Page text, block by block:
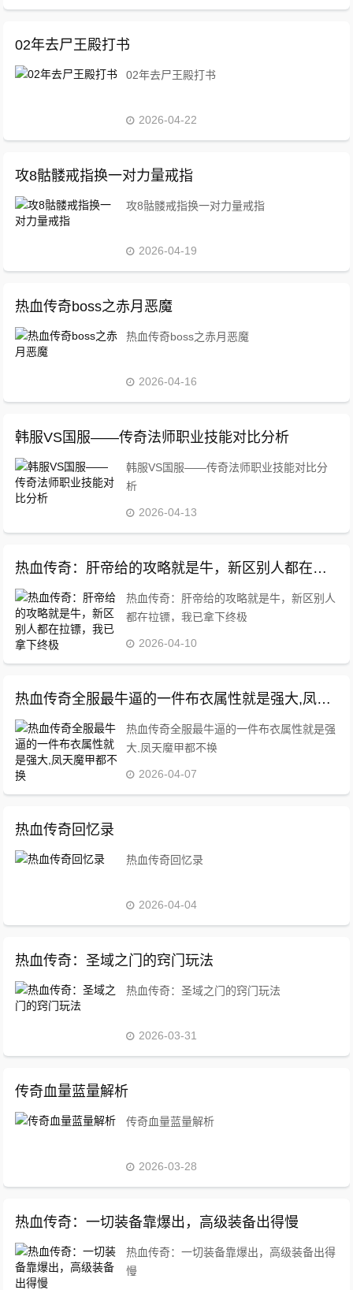
02年去尸王殿打书
02年去尸王殿打书
2026-04-22
攻8骷髅戒指换一对力量戒指
攻8骷髅戒指换一对力量戒指
2026-04-19
热血传奇boss之赤月恶魔
热血传奇boss之赤月恶魔
2026-04-16
韩服VS国服——传奇法师职业技能对比分析
韩服VS国服——传奇法师职业技能对比分
析
2026-04-13
热血传奇：肝帝给的攻略就是牛，新区别人都在拉镖，我已拿下终极
热血传奇：肝帝给的攻略就是牛，新区别人
都在拉镖，我已拿下终极
2026-04-10
热血传奇全服最牛逼的一件布衣属性就是强大,凤天魔甲都不换
热血传奇全服最牛逼的一件布衣属性就是强
大,凤天魔甲都不换
2026-04-07
热血传奇回忆录
热血传奇回忆录
2026-04-04
热血传奇：圣域之门的窍门玩法
热血传奇：圣域之门的窍门玩法
2026-03-31
传奇血量蓝量解析
传奇血量蓝量解析
2026-03-28
热血传奇：一切装备靠爆出，高级装备出得慢
热血传奇：一切装备靠爆出，高级装备出得
慢